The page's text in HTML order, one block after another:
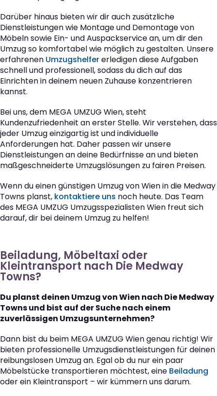
Darüber hinaus bieten wir dir auch zusätzliche
Dienstleistungen wie Montage und Demontage von
Möbeln sowie Ein- und Auspackservice an, um dir den
Umzug so komfortabel wie möglich zu gestalten. Unsere
erfahrenen Umzugshelfererledigen diese Aufgaben
schnell und professionell, sodass du dich auf das
Einrichten in deinem neuen Zuhause konzentrieren
kannst.
Bei uns, dem MEGA UMZUG Wien, steht
Kundenzufriedenheit an erster Stelle. Wir verstehen, dass
jeder Umzug einzigartig ist und individuelle
Anforderungen hat. Daher passen wir unsere
Dienstleistungen an deine Bedürfnisse an und bieten
maßgeschneiderte Umzugslösungen zu fairen Preisen.
Wenn du einen günstigen Umzug von Wien in die Medway
Towns planst, kontaktiere uns noch heute. Das Team
des MEGA UMZUG Umzugsspezialisten Wien freut sich
darauf, dir bei deinem Umzug zu helfen!
Beiladung, Möbeltaxi oder
Kleintransport nach Die Medway
Towns?
Du planst deinen Umzug von Wien nach Die Medway
Towns und bist auf der Suche nach einem
zuverlässigen Umzugsunternehmen?
Dann bist du beim MEGA UMZUG Wien genau richtig! Wir
bieten professionelle Umzugsdienstleistungen für deinen
reibungslosen Umzug an. Egal ob du nur ein paar
Möbelstücke transportieren möchtest, eine Beiladung
oder ein Kleintransport – wir kümmern uns darum.